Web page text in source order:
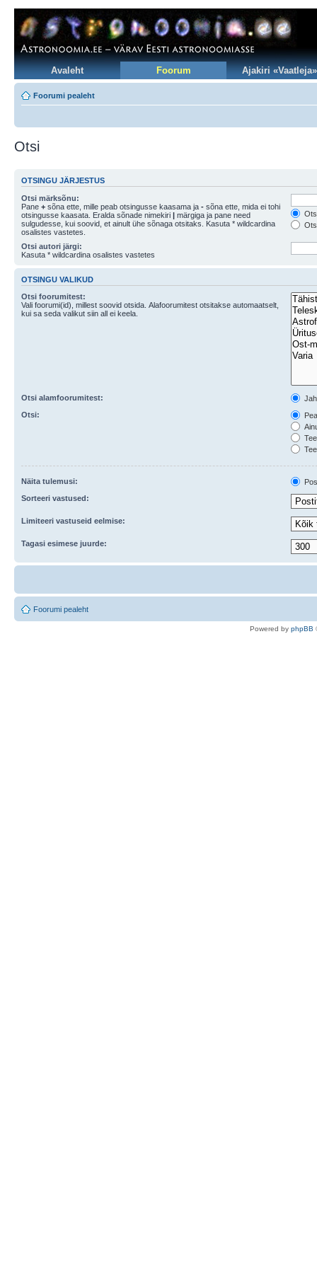
Avaleht Foorum Ajakiri «Vaatleja»
Foorumi pealeht
Otsi
OTSINGU JÄRJESTUS
Otsi märksõnu:
Pane + sõna ette, mille peab otsingusse kaasama ja - sõna ette, mida ei tohi
otsingusse kaasata. Eralda sõnade nimekiri | märgiga ja pane need
sulgudesse, kui soovid, et ainult ühe sõnaga otsitaks. Kasuta * wildcardina
osalistes vastetes.
Otsi autori järgi:
Kasuta * wildcardina osalistes vastetes
OTSINGU VALIKUD
Otsi foorumitest:
Vali foorumi(id), millest soovid otsida. Alafoorumitest otsitakse automaatselt,
kui sa seda valikut siin all ei keela.
Otsi alamfoorumitest:
Jah
Otsi:
Näita tulemusi:
Sorteeri vastused:
Limiteeri vastuseid eelmise:
Tagasi esimese juurde:
Foorumi pealeht
Powered by phpBB